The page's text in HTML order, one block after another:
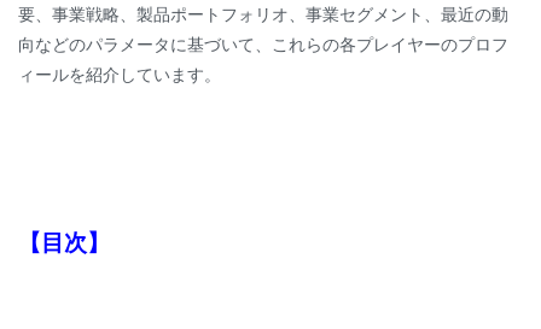
要、事業戦略、製品ポートフォリオ、事業セグメント、最近の動
向などのパラメータに基づいて、これらの各プレイヤーのプロフ
ィールを紹介しています。
【目次】